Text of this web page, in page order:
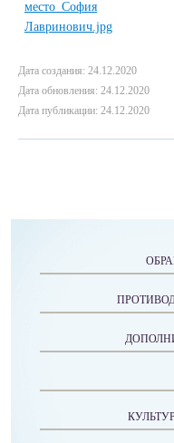
Дата создания: 24.12.2020
Дата обновления: 24.12.2020
Дата публикации: 24.12.2020